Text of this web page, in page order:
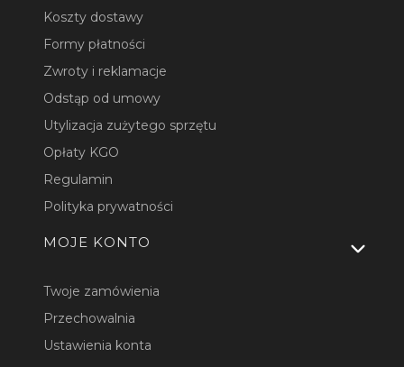
Koszty dostawy
Formy płatności
Zwroty i reklamacje
Odstąp od umowy
Utylizacja zużytego sprzętu
Opłaty KGO
Regulamin
Polityka prywatności
MOJE KONTO
Twoje zamówienia
Przechowalnia
Ustawienia konta